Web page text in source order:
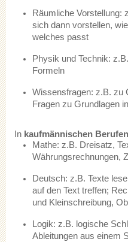
Räumliche Vorstellung:
sich dann vorstellen,
welches passt
Physik und Technik:
Formeln
Wissensfragen: z.B. zu
Fragen zu Grundlagen
In kaufmännischen Berufen
Mathe: z.B. Dreisatz,
Währungsrechnungen,
Deutsch: z.B. Texte
auf den Text treffen;
und Kleinschreibung,
Logik: z.B. logische
Ableitungen aus einem